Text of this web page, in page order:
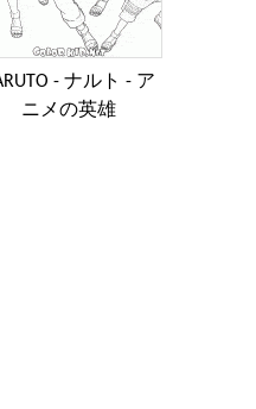
- ナルト - ア
ニメの英雄